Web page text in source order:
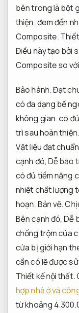
bên trong là bột
thiện.đem đến
Composite.
Điều này tạo bởi
Composite so
Bảo hành.Đạt
có đa dạng bề
không gian.có
trì sau hoàn thiện.
Vật liệu đạt
cạnh đó, Dễ bảo
có đủ tiềm năng
nhiệt chất lượng
hoạn. Bản vẽ.
Bên cạnh đó,Dễ
chống trộm của
cửa bị giới hạn
cần có lẽ được
Thiết kế nội thất.
hợp nhà ở và
từ khoảng